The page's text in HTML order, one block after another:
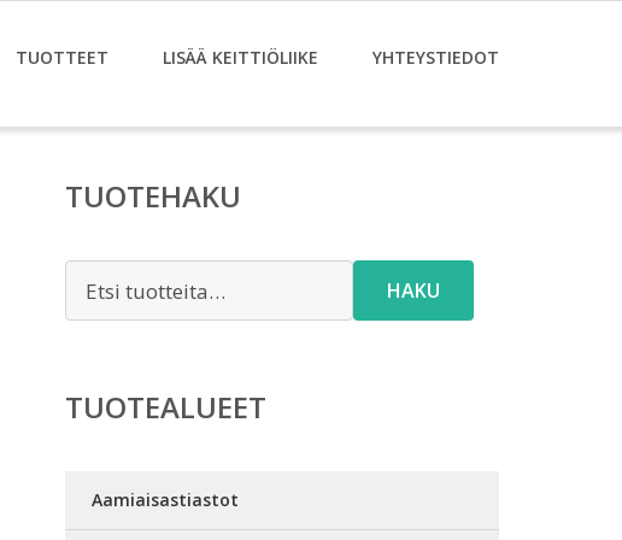
TUOTTEET LISÄÄ KEITTIÖLIIKE YHTEYSTIEDOT
TUOTEHAKU
HAKU
TUOTEALUEET
Aamiaisastiastot